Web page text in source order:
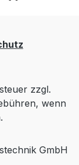
zzgl.
wenn
GmbH